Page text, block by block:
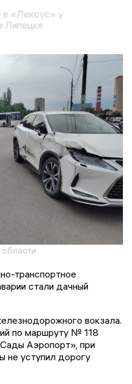
в «Лексус» у
Липецке
транспортное
стали дачный
вокзала.
по маршруту № 118
Аэропорт», при
не уступил дорогу